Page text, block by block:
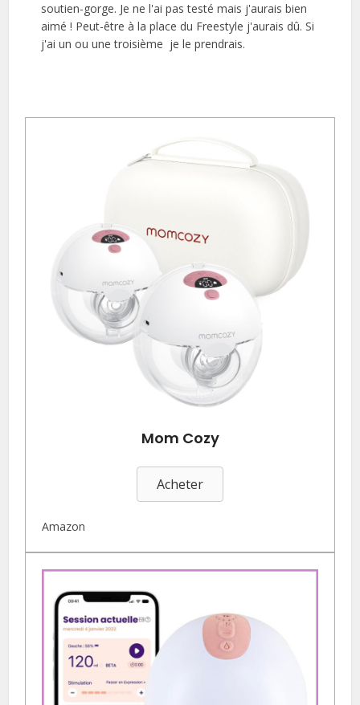
soutien-gorge. Je ne l'ai pas testé mais j'aurais bien
aimé ! Peut-être à la place du Freestyle j'aurais dû. Si
j'ai un ou une troisième je le prendrais.
Mom Cozy
Acheter
Amazon